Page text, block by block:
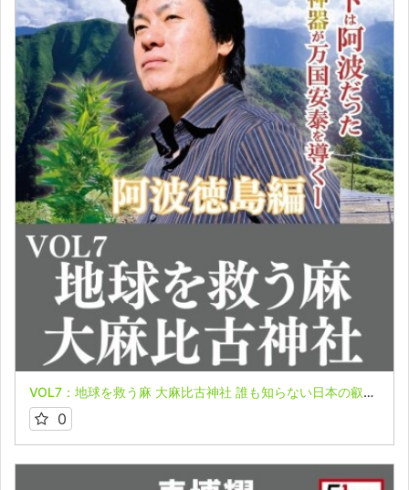
VOL7：地球を救う麻 大麻比古神社 誰も知らない日本の叡智オンライン配信part６in阿波徳島編
0